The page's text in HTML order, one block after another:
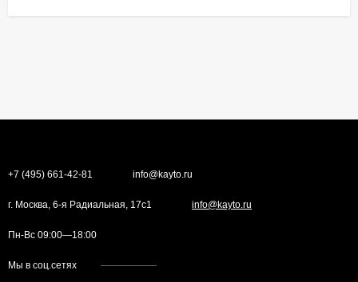
+7 (495) 661-42-81 info@kayto.ru
г. Москва, 6-я Радиальная, 17с1 info@kayto.ru
Пн-Вс 09:00—18:00
Мы в соц.сетях